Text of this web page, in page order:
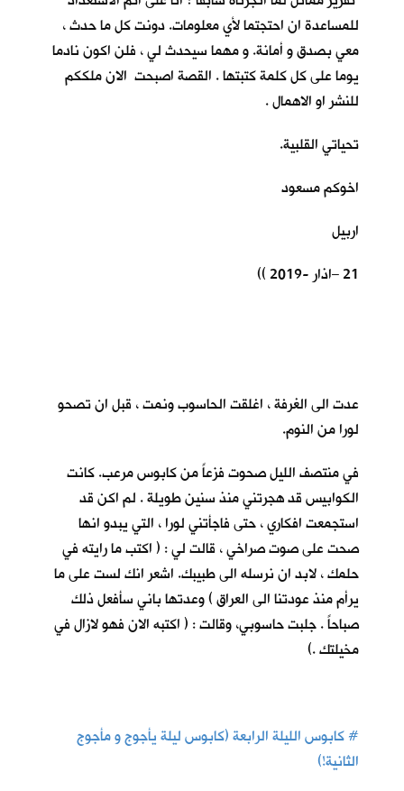
للمساعدة ان احتجتما لأي معلومات. دونت كل ما حدث ،
معي بصدق و أمانة. و مهما سيحدث لي ، فلن اكون نادما
يوما على كل كلمة كتبتها . القصة اصبحت الان ملككم
للنشر او الاهمال .
تحياتي القلبية.
اخوكم مسعود
اربيل
21 –اذار -2019 ))
عدت الى الغرفة ، اغلقت الحاسوب ونمت ، قبل ان تصحو
لورا من النوم.
في منتصف الليل صحوت فزعاً من كابوس مرعب. كانت
الكوابيس قد هجرتني منذ سنين طويلة . لم اكن قد
استجمعت افكاري ، حتى فاجأتني لورا ، التي يبدو انها
صحت على صوت صراخي ، قالت لي : ( اكتب ما رايته في
حلمك ، لابد ان نرسله الى طبيبك. اشعر انك لست على ما
يرأم منذ عودتنا الى العراق ) وعدتها باني سأفعل ذلك
صباحاً . جلبت حاسوبي، وقالت : ( اكتبه الان فهو لازال في
مخيلتك .)
#كابوس الليلة الرابعة (كابوس ليلة يأجوج و مأجوج
الثانية!)